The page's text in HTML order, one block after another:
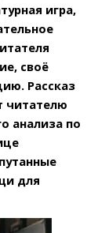
игра,
своё
Рассказ
читателю
анализа по
для